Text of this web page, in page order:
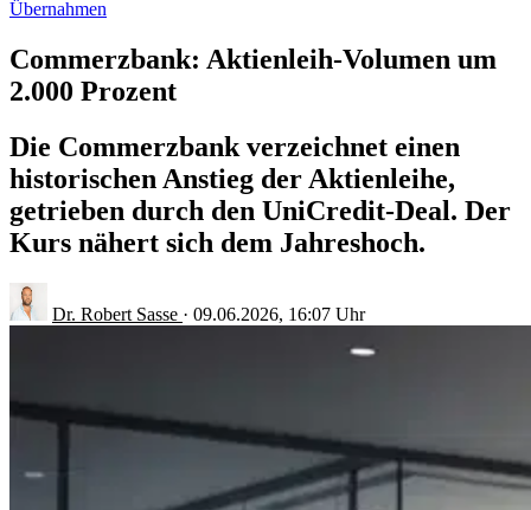
Übernahmen
Commerzbank: Aktienleih-Volumen um
2.000 Prozent
Die Commerzbank verzeichnet einen
historischen Anstieg der Aktienleihe,
getrieben durch den UniCredit-Deal. Der
Kurs nähert sich dem Jahreshoch.
Dr. Robert Sasse · 09.06.2026, 16:07 Uhr